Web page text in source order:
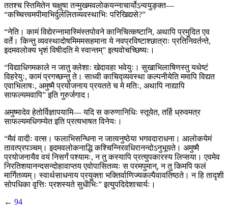
ततश्च स्तिमितेन चक्षुषा तन्मुखमवलोकयन्नाचार्योऽन्वयुङ्क्त—
“कच्चित्त्वमपीमाभिर्दुर्ललितव्यवस्थाभिः परिखिद्यसे?”
“नेति। कामं विद्येरन्नामास्मिंस्तपोवने कानिचित्कष्टानि, अथापि प्रमुदित एव
वर्ते। किन्तु व्यवस्थादोषमिममसहमाना ये नवप्रविष्टाश्छात्राः प्रतिनिवर्तन्ते,
इदमवलोक्य भृशं विषीदति मे स्वान्तम्” इत्यवोचच्छिष्यः।
“विद्याधिगमकाले न जातु क्लेशाः खेदावहा भवेयुः। सुखाभिलाषिणस्तु यथेष्टं
विहरेयुः, कामं प्रगच्छन्तु ते। साध्वी काचिद्व्यवस्था कल्पनीयेति ममापि विद्यत
एवाभिलाषः, अमुष्मै प्रयोजनाय प्रयतते च मे मतिः, अथापि नाद्यापि
साफल्यमवापि” इति गुरुर्जगाद।
अमुष्मादेव हेतोर्विज्ञापयामि— यदि स करुणानिधिः स्तूयेत, तर्हि ध्रुवमत्र
साफल्यमधिगम्येत इति प्रत्यभाषत विनेयः।
“मैवं वादीः वत्स। फलाभिसन्धिना न जात्वनुष्ठेया भगवदाराधना। आलोकयेमं
तावत्प्रपञ्चम्। इदमवलोकनाद्धि कश्चिन्निरवधिरानन्दोऽनुभूयते। अमुष्मै
प्रयोजनायैव वयं निसर्गं पश्यामः, न तु कस्यापि प्रत्युपकारस्य लिप्सया। एवमेव
निरतिशयानन्दसन्दोहावाप्तय एवोपासितव्यः स परमपुमान्, न तु किमपि फलं
मार्गितव्यम्। स्वार्थसाधनाय प्रयुक्ता भक्तिर्वाणिज्यकल्पैवावतिष्ठते। न हि तादृशी
सोपधिका वृत्तिः प्रशस्यते सुधीभिः” इत्युपदिदेशाचार्यः।
← 94